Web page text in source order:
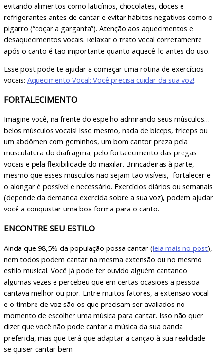
evitando alimentos como laticínios, chocolates, doces e
refrigerantes antes de cantar e evitar hábitos negativos como o
pigarro (“coçar a garganta”). Atenção aos aquecimentos e
desaquecimentos vocais. Relaxar o trato vocal corretamente
após o canto é tão importante quanto aquecê-lo antes do uso.
Esse post pode te ajudar a começar uma rotina de exercícios
vocais: Aquecimento Vocal: Você precisa cuidar da sua voz!.
FORTALECIMENTO
Imagine você, na frente do espelho admirando seus músculos…
belos músculos vocais! Isso mesmo, nada de bíceps, tríceps ou
um abdômen com gominhos, um bom cantor preza pela
musculatura do diafragma, pelo fortalecimento das pregas
vocais e pela flexibilidade do maxilar. Brincadeiras à parte,
mesmo que esses músculos não sejam tão visíveis, fortalecer e
o alongar é possível e necessário. Exercícios diários ou semanais
(depende da demanda exercida sobre a sua voz), podem ajudar
você a conquistar uma boa forma para o canto.
ENCONTRE SEU ESTILO
Ainda que 98,5% da população possa cantar (leia mais no post),
nem todos podem cantar na mesma extensão ou no mesmo
estilo musical. Você já pode ter ouvido alguém cantando
algumas vezes e percebeu que em certas ocasiões a pessoa
cantava melhor ou pior. Entre muitos fatores, a extensão vocal
e o timbre de voz são os que precisam ser avaliados no
momento de escolher uma música para cantar. Isso não quer
dizer que você não pode cantar a música da sua banda
preferida, mas que terá que adaptar a canção à sua realidade
se quiser cantar bem.